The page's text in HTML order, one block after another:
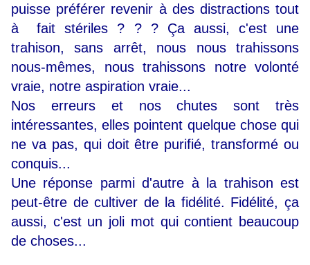
puisse préférer revenir à des distractions tout
à fait stériles ? ? ? Ça aussi, c'est une
trahison,sans arrêt, nous nous trahissons
nous-mêmes, nous trahissons notre volonté
vraie, notre aspiration vraie...
Nos erreurs et nos chutes sont très
intéressantes, elles pointent quelque chose qui
ne va pas, qui doit être purifié, transformé ou
conquis...
Une réponse parmi d'autre à la trahison est
peut-être de cultiver de la fidélité. Fidélité, ça
aussi, c'est un joli mot qui contient beaucoup
de choses...